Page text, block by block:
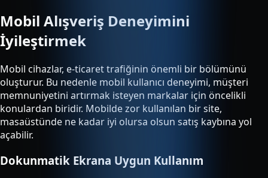
Mobil Alışveriş Deneyimini
İyileştirmek
Mobil cihazlar, e-ticaret trafiğinin önemli bir bölümünü
oluşturur. Bu nedenle mobil kullanıcı deneyimi, müşteri
memnuniyetini artırmak isteyen markalar için öncelikli
konulardan biridir. Mobilde zor kullanılan bir site,
masaüstünde ne kadar iyi olursa olsun satış kaybına yol
açabilir.
Dokunmatik Ekrana Uygun Kullanım